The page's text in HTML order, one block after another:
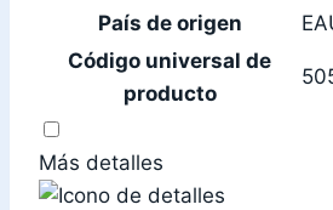
País de origen
Código universal de
producto
Más detalles